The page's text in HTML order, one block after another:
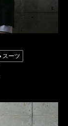
スーツ
ード東京